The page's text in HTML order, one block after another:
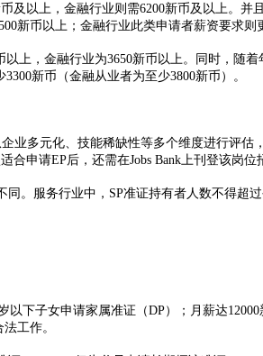
以上，金融行业则需6200新币及以上。
新币以上；金融行业此类申请者薪资要求则
，金融行业为3650新币以上。同时，随
新币（金融从业者为至少3800新币）。​
多元化、技能稀缺性等多个维度进行评
合申请EP后，还需在Jobs Bank上刊登该岗
服务行业中，SP准证持有者人数不得超
下子女申请家属准证（DP）；月薪达
工作。​